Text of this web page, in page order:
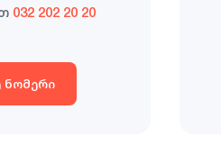
032 202 20 20
ნომერი